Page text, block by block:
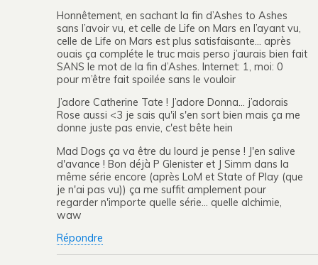
Honnêtement, en sachant la fin d’Ashes to Ashes
sans l’avoir vu, et celle de Life on Mars en l’ayant vu,
celle de Life on Mars est plus satisfaisante… après
ouais ça compléte le truc mais perso j’aurais bien fait
SANS le mot de la fin d’Ashes. Internet: 1, moi: 0
pour m’être fait spoilée sans le vouloir
J’adore Catherine Tate ! J’adore Donna… j’adorais
Rose aussi <3 je sais qu'il s'en sort bien mais ça me
donne juste pas envie, c'est bête hein
Mad Dogs ça va être du lourd je pense ! J'en salive
d'avance ! Bon déjà P Glenister et J Simm dans la
même série encore (après LoM et State of Play (que
je n'ai pas vu)) ça me suffit amplement pour
regarder n'importe quelle série… quelle alchimie,
waw
Répondre